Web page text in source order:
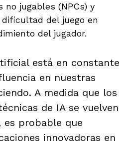
no jugables (NPCs) y
del juego en
del jugador.
está en constante
en nuestras
A medida que los
de IA se vuelven
es probable que
innovadoras en